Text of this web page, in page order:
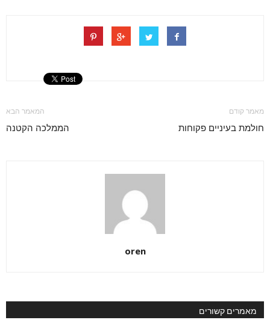
מאמר קודם
חולמת בעיניים פקוחות
המאמר הבא
הממלכה הקטנה
oren
מאמרים קשורים